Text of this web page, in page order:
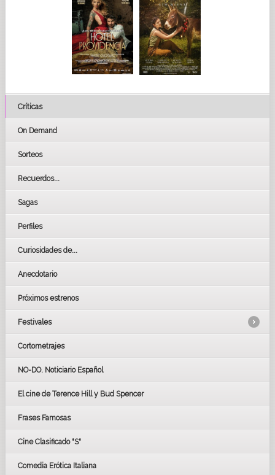
Críticas
On Demand
Sorteos
Recuerdos...
Sagas
Perfiles
Curiosidades de...
Anecdotario
Próximos estrenos
Festivales
LOS OSCARS
GOYAS
BAFTA
Cortometrajes
NO-DO. Noticiario Español
El cine de Terence Hill y Bud Spencer
Frases Famosas
Cine Clasificado "S"
Comedia Erótica Italiana